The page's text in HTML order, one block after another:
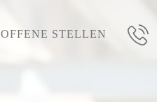
OFFENE STELLEN